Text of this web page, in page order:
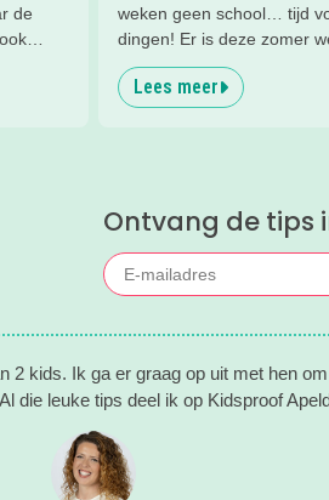
de
weken geen school… tijd
dingen! Er is deze zomer
te doen in en om
Zutphen en de Veluwe. Wij
Lees meer
Ontvang de tips
2 kids. Ik ga er graag op uit met hen
die leuke tips deel ik op Kidsproof